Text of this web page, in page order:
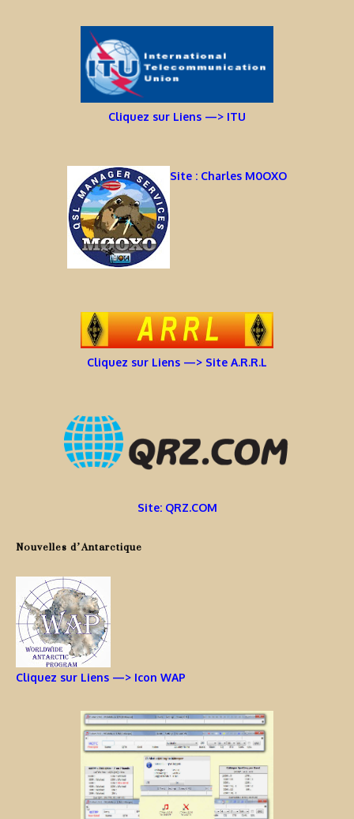
Cliquez sur Liens —> ITU
Site : Charles M0OXO
Cliquez sur Liens —> Site A.R.R.L
Site: QRZ.COM
Nouvelles d’Antarctique
Cliquez sur Liens —> Icon WAP